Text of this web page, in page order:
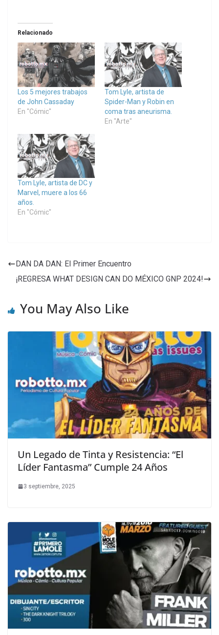
Relacionado
Los 5 mejores trabajos
de John Cassaday
En "Cómic"
Tom Lyle, artista de
Spider-Man y Robin en
coma tras aneurisma.
En "Arte"
Tom Lyle, artista de DC y
Marvel, muere a los 66
años.
En "Cómic"
DAN DA DAN: El Primer Encuentro
¡REGRESA WHAT DESIGN CAN DO MÉXICO GNP 2024!
You May Also Like
Un Legado de Tinta y Resistencia: “El
Líder Fantasma” Cumple 24 Años
3 septiembre, 2025